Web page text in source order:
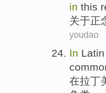
in this
关于正
youdao
In Latin
在拉丁